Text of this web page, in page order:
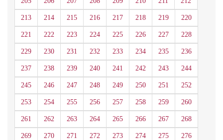
213 214 215 216 217 218 219 220
221 222 223 224 225 226 227 228
229 230 231 232 233 234 235 236
237 238 239 240 241 242 243 244
245 246 247 248 249 250 251 252
253 254 255 256 257 258 259 260
261 262 263 264 265 266 267 268
269 270 271 272 273 274 275 276